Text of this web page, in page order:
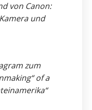
von Canon:
und
zum
of a